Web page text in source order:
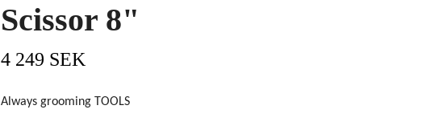
Scissor 8"
4 249 SEK
Always grooming TOOLS